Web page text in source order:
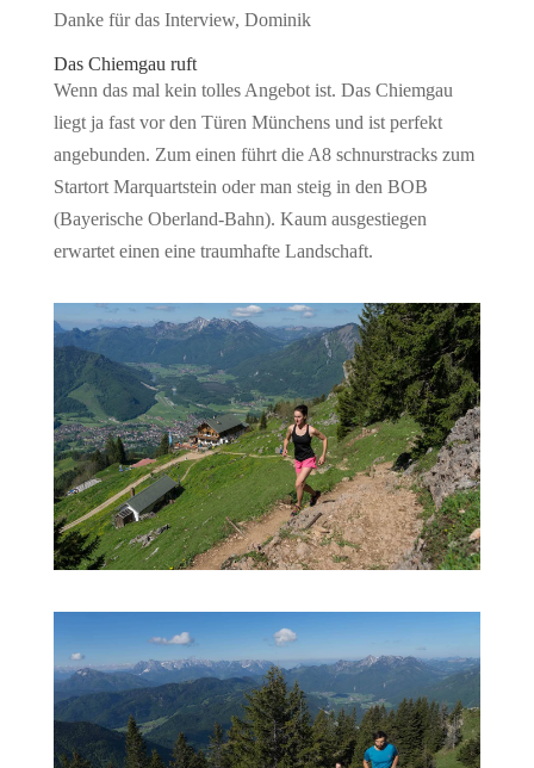
Danke für das Interview, Dominik
Das Chiemgau ruft
Wenn das mal kein tolles Angebot ist. Das Chiemgau
liegt ja fast vor den Türen Münchens und ist perfekt
angebunden. Zum einen führt die A8 schnurstracks zum
Startort Marquartstein oder man steig in den BOB
(Bayerische Oberland-Bahn). Kaum ausgestiegen
erwartet einen eine traumhafte Landschaft.